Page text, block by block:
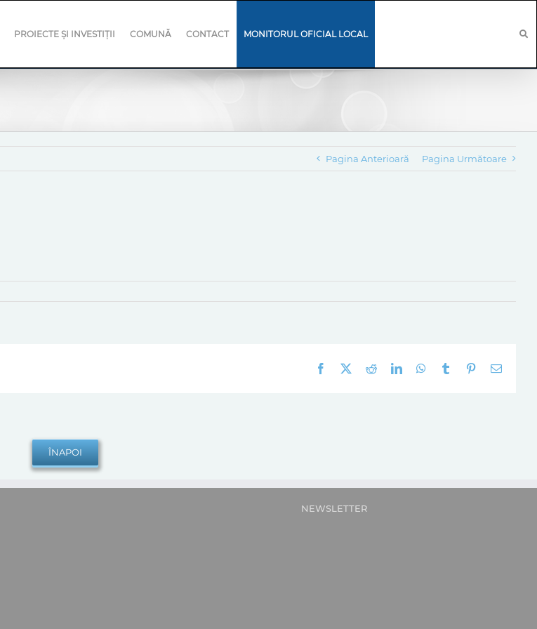
PROIECTE ȘI INVESTIȚII COMUNĂ CONTACT MONITORUL OFICIAL LOCAL
Pagina Anterioară Pagina Următoare
Facebook RedditLinkedInWhatsApp
Tumblr Pinterest
E-
NEWSLETTER